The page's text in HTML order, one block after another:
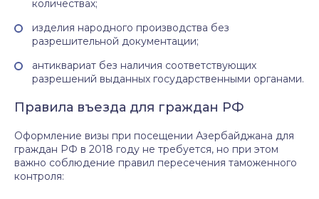
количествах;
изделия народного производства без
разрешительной документации;
антиквариат без наличия соответствующих
разрешений выданных государственными органами.
Правила въезда для граждан РФ
Оформление визы при посещении Азербайджана для
граждан РФ в 2018 году не требуется, но при этом
важно соблюдение правил пересечения таможенного
контроля: